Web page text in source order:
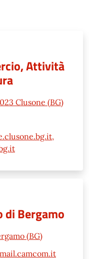
Attività
Clusone (BG)
di Bergamo
(BG)